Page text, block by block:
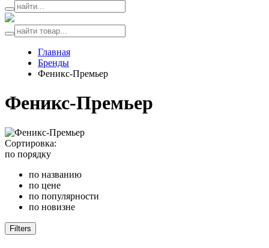
Главная
Бренды
Феникс-Премьер
Феникс-Премьер
Сортировка:
по порядку
по названию
по цене
по популярности
по новизне
Filters